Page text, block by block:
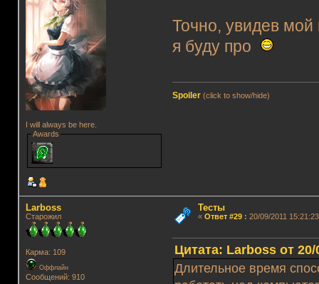
I will always be here.
Awards
Точно, увидев мой
я буду про
Spoiler (click to show/hide)
Lаrboss
Старожил
Карма: 109
Оффлайн
Сообщений: 910
Тесты
« Ответ #29: 20/09/2011
Цитата: Lаrboss от 20/
Длительное время